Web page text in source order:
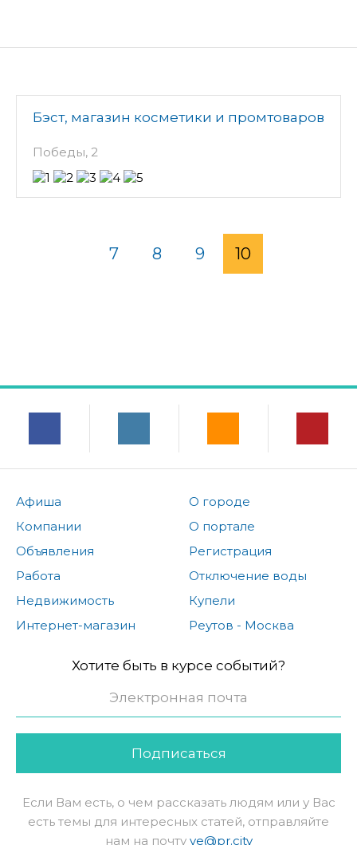
Бэст, магазин косметики и промтоваров
Победы, 2
7 8 9 10
Афиша
Компании
Объявления
Работа
Недвижимость
Интернет-магазин
О городе
О портале
Регистрация
Отключение воды
Купели
Реутов - Москва
Хотите быть в курсе событий?
Подписаться
Если Вам есть, о чем рассказать людям или у Вас
есть темы для интересных статей, отправляйте
нам на почту ve@pr.city